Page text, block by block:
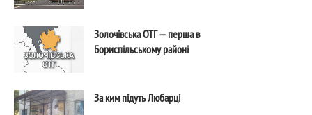
Золочівська ОТГ — перша в
Бориспільському районі
За ким підуть Любарці